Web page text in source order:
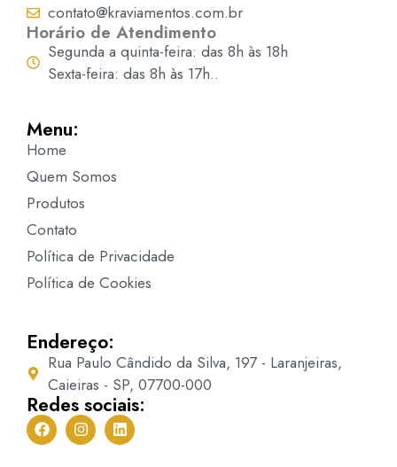
contato@kraviamentos.com.br
Horário de Atendimento
Segunda a quinta-feira: das 8h às 18h
Sexta-feira: das 8h às 17h..
Menu:
Home
Quem Somos
Produtos
Contato
Política de Privacidade
Política de Cookies
Endereço:
Rua Paulo Cândido da Silva, 197 - Laranjeiras,
Caieiras - SP, 07700-000
Redes sociais: